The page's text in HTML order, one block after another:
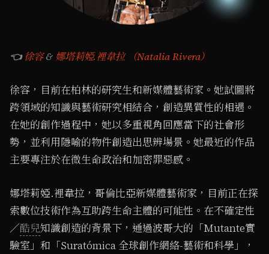
👈徐容& 娜塔莉婭.裡韋拉 （Natalia Rivera）
徐容，目前在柏林的研究生和新媒體藝術家。她試圖將
跨領域的知識與藝術研究相結合，創造異質性的相遇。
在她的創作過程中，她以多重視角回應當下的社會形
勢，並利用隱喻的物件創造出思辨場景。她最近的作品
主要專注於在微生命政治和加密罪惡感。
娜塔莉婭.裡韋拉，哥倫比亞新媒體藝術家，目前正在探
索數位技術作為互助跨生命主體的可能性。在不確定性
／酷兒知識創造的背景下，通過波哥大的「Mutante實
驗室」和「Suratómica 全球創作網絡-藝術和科學」，